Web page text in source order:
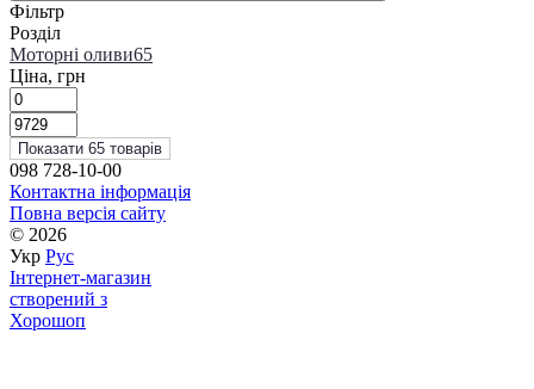
Фільтр
Розділ
Моторні оливи65
Ціна, грн
Показати 65 товарів
098 728-10-00
Контактна інформація
Повна версія сайту
© 2026
Укр Рус
Інтернет-магазин
створений з
Хорошоп